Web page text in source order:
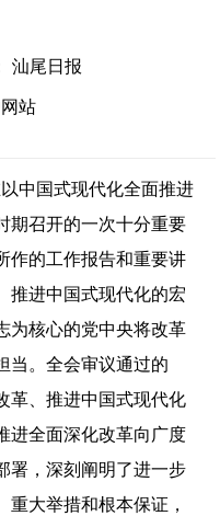
汕尾日报
站
中国式现代化全面推进
期召开的一次十分重要
作的工作报告和重要讲
推进中国式现代化的宏
为核心的党中央将改革
当。全会审议通过的
革、推进中国式现代化
进全面深化改革向广度
署，深刻阐明了进一步
大举措和根本保证，